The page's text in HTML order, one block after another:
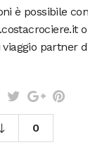
è possibile
partner
0